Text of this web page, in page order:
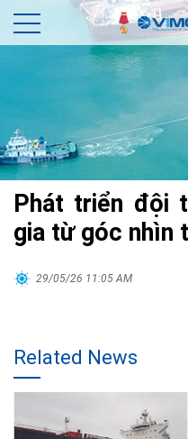
Phát triển đội
gia từ góc nhìn
29/05/26 11:05 AM
Related News